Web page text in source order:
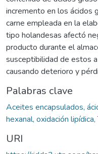
incremento en los ácidos
carne empleada en la
tipo holandesas afectó
producto durante el
susceptibilidad de estos
causando deterioro y
Palabras clave
Aceites encapsulados,
hexanal, oxidación
URI